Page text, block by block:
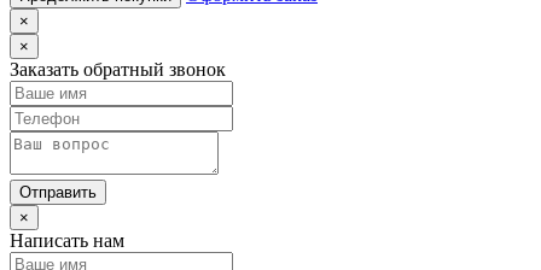
×
×
Заказать обратный звонок
Отправить
×
Написать нам